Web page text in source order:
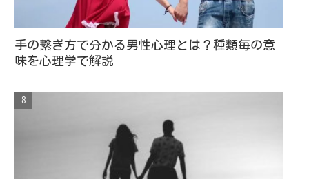
手の繋ぎ方で分かる男性心理とは？種類毎の意
味を心理学で解説